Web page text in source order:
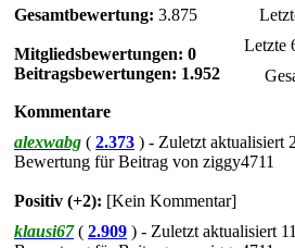
Gesamtbewertung: 3.875
Mitgliedsbewertungen: 0
Beitragsbewertungen: 1.952
Letzte
Kommentare
alexwabg ( 2.373 ) - Zuletzt aktualisiert
Bewertung für Beitrag von ziggy4711
Positiv (+2): [Kein Kommentar]
klausi67 ( 2.909 ) - Zuletzt aktualisiert